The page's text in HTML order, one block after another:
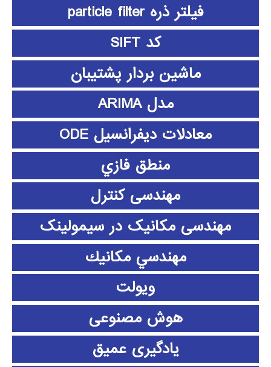
فیلتر ذره particle filter
کد SIFT
ماشین بردار پشتیبان
مدل ARIMA
معادلات دیفرانسیل ODE
منطق فازي
مهندسی کنترل
مهندسی مکانیک در سیمولینک
مهندسي مكانيك
ویولت
هوش مصنوعی
یادگیری عمیق